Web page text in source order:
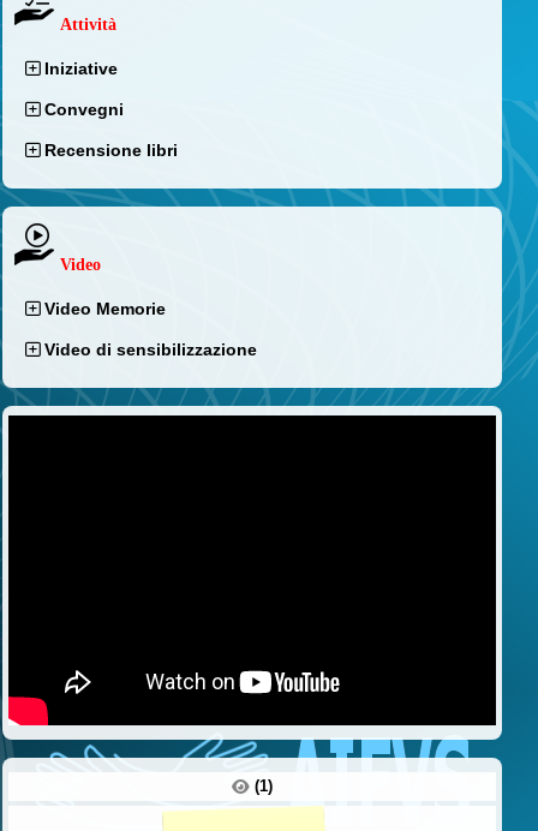
Attività
Iniziative
Convegni
Recensione libri
Video
Video Memorie
Video di sensibilizzazione
(1)